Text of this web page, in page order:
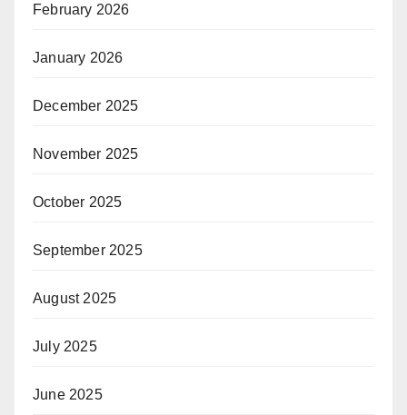
February 2026
January 2026
December 2025
November 2025
October 2025
September 2025
August 2025
July 2025
June 2025